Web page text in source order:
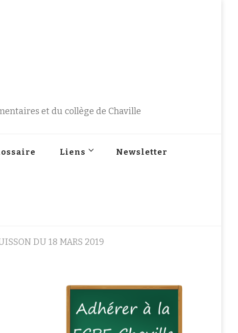
et du collège de Chaville
Liens Newsletter
DU 18 MARS 2019